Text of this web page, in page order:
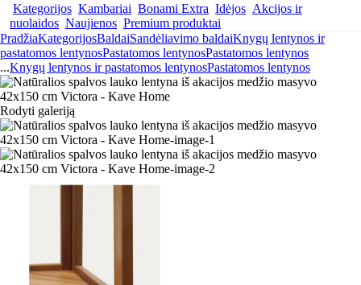
Kategorijos Kambariai Bonami Extra Idėjos Akcijos ir
nuolaidos Naujienos Premium produktai
PradžiaKategorijosBaldaiSandėliavimo baldaiKnygų lentynos ir
pastatomos lentynosPastatomos lentynosPastatomos lentynos
...Knygų lentynos ir pastatomos lentynosPastatomos lentynos
Rodyti galeriją